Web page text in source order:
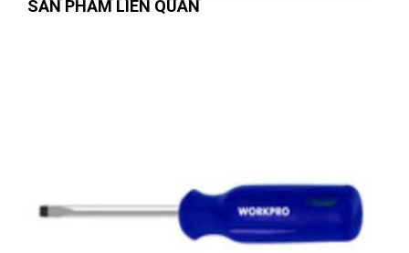
SẢN PHẨM LIÊN QUAN